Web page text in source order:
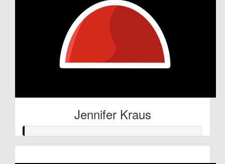
Jennifer Kraus